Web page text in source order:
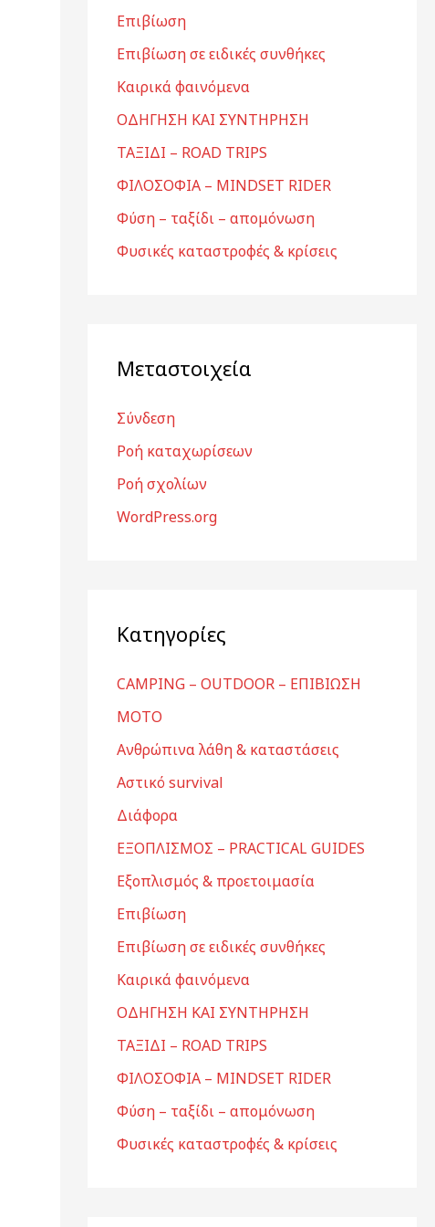
Επιβίωση
Επιβίωση σε ειδικές συνθήκες
Καιρικά φαινόμενα
ΟΔΗΓΗΣΗ ΚΑΙ ΣΥΝΤΗΡΗΣΗ
ΤΑΞΙΔΙ – ROAD TRIPS
ΦΙΛΟΣΟΦΙΑ – MINDSET RIDER
Φύση – ταξίδι – απομόνωση
Φυσικές καταστροφές & κρίσεις
Μεταστοιχεία
Σύνδεση
Ροή καταχωρίσεων
Ροή σχολίων
WordPress.org
Kατηγορίες
CAMPING – OUTDOOR – ΕΠΙΒΙΩΣΗ
MOTO
Ανθρώπινα λάθη & καταστάσεις
Αστικό survival
Διάφορα
ΕΞΟΠΛΙΣΜΟΣ – PRACTICAL GUIDES
Εξοπλισμός & προετοιμασία
Επιβίωση
Επιβίωση σε ειδικές συνθήκες
Καιρικά φαινόμενα
ΟΔΗΓΗΣΗ ΚΑΙ ΣΥΝΤΗΡΗΣΗ
ΤΑΞΙΔΙ – ROAD TRIPS
ΦΙΛΟΣΟΦΙΑ – MINDSET RIDER
Φύση – ταξίδι – απομόνωση
Φυσικές καταστροφές & κρίσεις